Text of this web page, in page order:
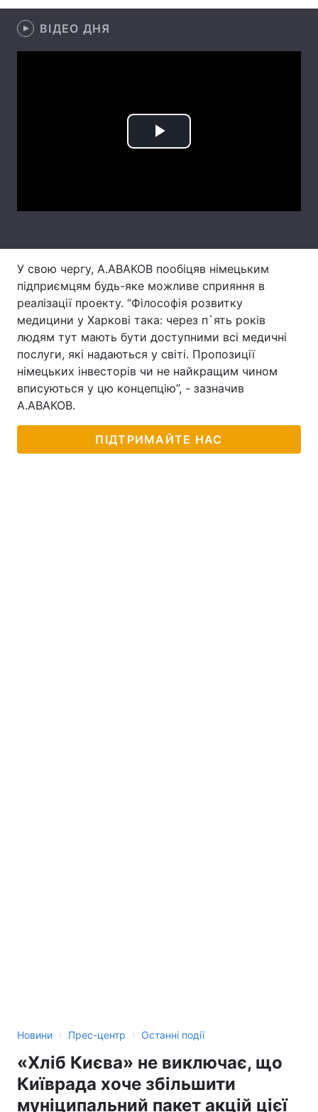
Техно і зв'язок
Зброя Інциденти
Погода
Регіони
Архів Вакансії
Контакти
ВІДЕО ДНЯ
Play
У свою чергу, А.АВАКОВ пообіцяв німецьким
підприємцям будь-яке можливе сприяння в
реалізації проекту. “Філософія розвитку
медицини у Харкові така: через п`ять років
людям тут мають бути доступними всі медичні
послуги, які надаються у світі. Пропозиції
німецьких інвесторів чи не найкращим чином
вписуються у цю концепцію”, - зазначив
А.АВАКОВ.
ПІДТРИМАЙТЕ НАС
Новини › Прес-центр › Останні події
«Хліб Києва» не виключає, що
Київрада хоче збільшити
муніципальний пакет акцій цієї